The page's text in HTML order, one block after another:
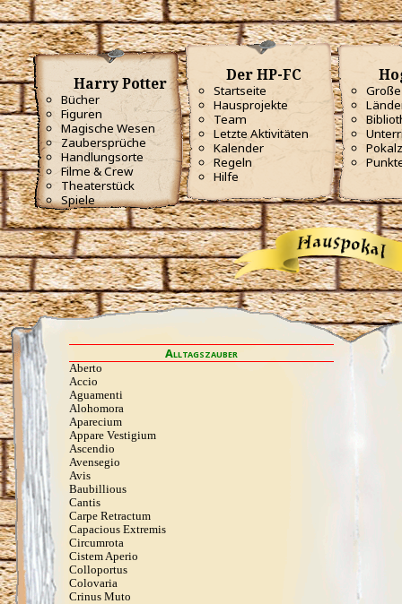
Harry Potter
Bücher
Figuren
Magische Wesen
Zaubersprüche
Handlungsorte
Filme & Crew
Theaterstück
Spiele
Der HP-FC
Startseite
Hausprojekte
Team
Letzte Aktivitäten
Kalender
Regeln
Hilfe
Alltagszauber
Aberto
Accio
Aguamenti
Alohomora
Aparecium
Appare Vestigium
Ascendio
Avensegio
Avis
Baubillious
Cantis
Carpe Retractum
Capacious Extremis
Circumrota
Cistem Aperio
Colloportus
Colovaria
Crinus Muto